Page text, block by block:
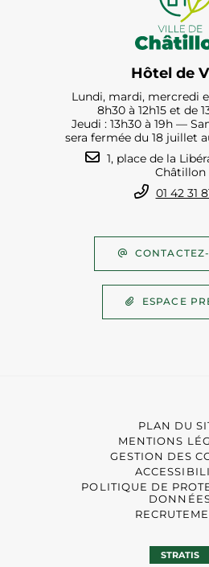
Hôtel de
Lundi, mardi, mercredi
8h30 à 12h15 et de
Jeudi : 13h30 à 19h —
sera fermée du 18 juillet
1, place de la
Châtillon
01 42 31
ESPACE
PLAN DU
MENTIONS
GESTION DES
POLITIQUE DE
STRATIS